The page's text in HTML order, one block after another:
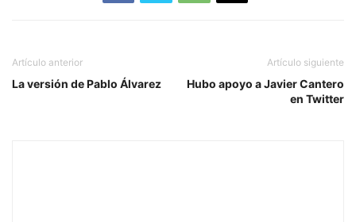
Artículo anterior
La versión de Pablo Álvarez
Artículo siguiente
Hubo apoyo a Javier Cantero
en Twitter